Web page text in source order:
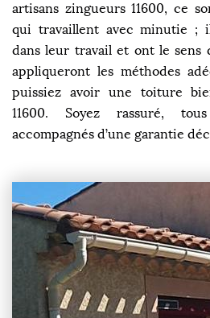
artisans zingueurs 11600, ce
qui travaillent avec minutie ;
dans leur travail et ont le sens
appliqueront les méthodes
puissiez avoir une toiture
11600. Soyez rassuré,
accompagnés d’une garantie